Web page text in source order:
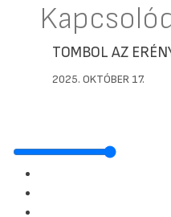
TOMBOL AZ
2025. OKTÓBER 17.